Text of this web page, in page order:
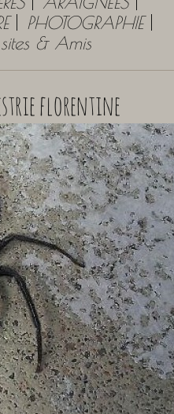
PHOTOGRAPHIE
& Amis
florentine